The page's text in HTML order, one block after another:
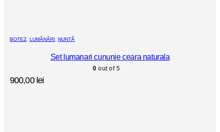
BOTEZ LUMÂNĂRI NUNTĂ
Set lumanari cununie ceara naturala
0 out of 5
900,00 lei